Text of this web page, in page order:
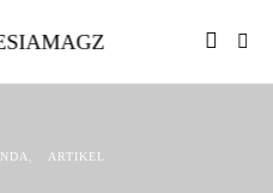
ARTIKEL